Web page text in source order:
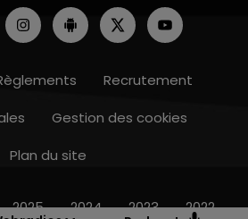
Recrutement
Gestion des cookies
Plan du site
2025 2024 2023 2022